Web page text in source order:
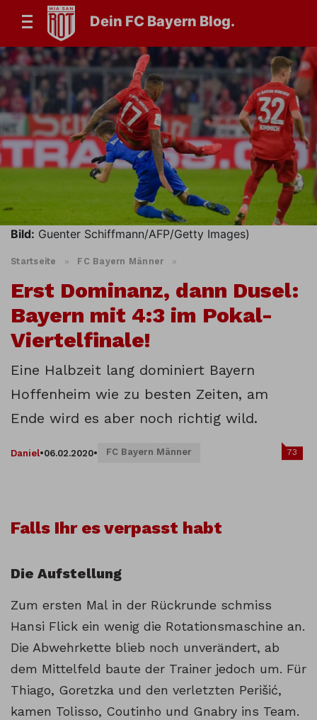
Dein FC Bayern Blog.
Bild: Guenter Schiffmann/AFP/Getty Images)
Startseite » FC Bayern Männer »
Erst Dominanz, dann Dusel:
Bayern mit 4:3 im Pokal-
Viertelfinale!
Eine Halbzeit lang dominiert Bayern
Hoffenheim wie zu besten Zeiten, am
Ende wird es aber noch richtig wild.
Daniel•06.02.2020• FC Bayern Männer 73
Falls Ihr es verpasst habt
Die Aufstellung
Zum ersten Mal in der Rückrunde schmiss
Hansi Flick ein wenig die Rotationsmaschine an.
Die Abwehrkette blieb noch unverändert, ab
dem Mittelfeld baute der Trainer jedoch um. Für
Thiago, Goretzka und den verletzten Perišić,
kamen Tolisso, Coutinho und Gnabry ins Team.